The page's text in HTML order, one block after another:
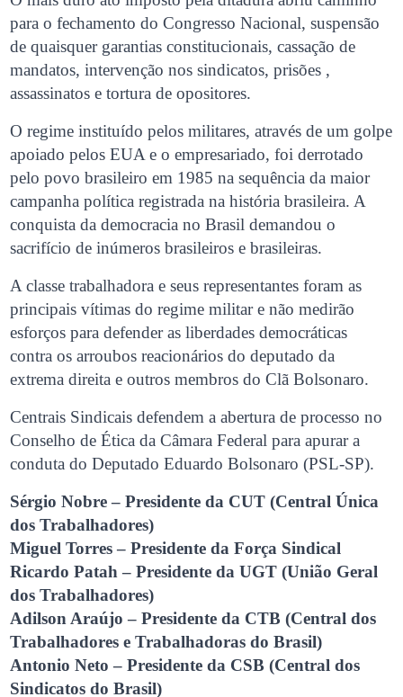
para o fechamento do Congresso Nacional, suspensão
de quaisquer garantias constitucionais, cassação de
mandatos, intervenção nos sindicatos, prisões ,
assassinatos e tortura de opositores.
O regime instituído pelos militares, através de um golpe
apoiado pelos EUA e o empresariado, foi derrotado
pelo povo brasileiro em 1985 na sequência da maior
campanha política registrada na história brasileira. A
conquista da democracia no Brasil demandou o
sacrifício de inúmeros brasileiros e brasileiras.
A classe trabalhadora e seus representantes foram as
principais vítimas do regime militar e não medirão
esforços para defender as liberdades democráticas
contra os arroubos reacionários do deputado da
extrema direita e outros membros do Clã Bolsonaro.
Centrais Sindicais defendem a abertura de processo no
Conselho de Ética da Câmara Federal para apurar a
conduta do Deputado Eduardo Bolsonaro (PSL-SP).
Sérgio Nobre – Presidente da CUT (Central Única
dos Trabalhadores)
Miguel Torres – Presidente da Força Sindical
Ricardo Patah – Presidente da UGT (União Geral
dos Trabalhadores)
Adilson Araújo – Presidente da CTB (Central dos
Trabalhadores e Trabalhadoras do Brasil)
Antonio Neto – Presidente da CSB (Central dos
Sindicatos do Brasil)